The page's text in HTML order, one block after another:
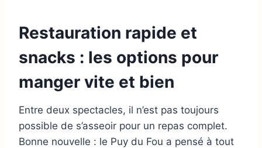
Restauration rapide et
snacks : les options pour
manger vite et bien
Entre deux spectacles, il n’est pas toujours
possible de s’asseoir pour un repas complet.
Bonne nouvelle : le Puy du Fou a pensé à tout